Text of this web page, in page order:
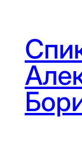
содержимому